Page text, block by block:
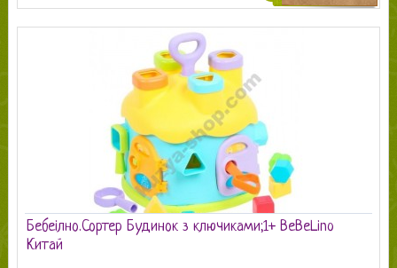
Бебеілно.Сортер Будинок з ключиками;1+ BeBeLino
Китай